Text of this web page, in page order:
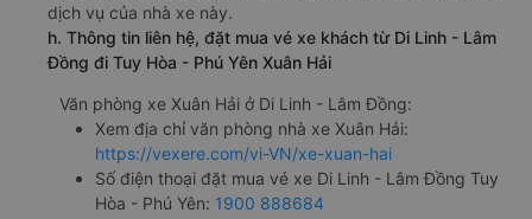
dịch vụ của nhà xe này.
h. Thông tin liên hệ, đặt mua vé xe khách từ Di Linh - Lâm
Đồng đi Tuy Hòa - Phú Yên Xuân Hải
Văn phòng xe Xuân Hải ở Di Linh - Lâm Đồng:
Xem địa chỉ văn phòng nhà xe Xuân Hải:
https://vexere.com/vi-VN/xe-xuan-hai
Số điện thoại đặt mua vé xe Di Linh - Lâm Đồng Tuy
Hòa - Phú Yên: 1900 888684